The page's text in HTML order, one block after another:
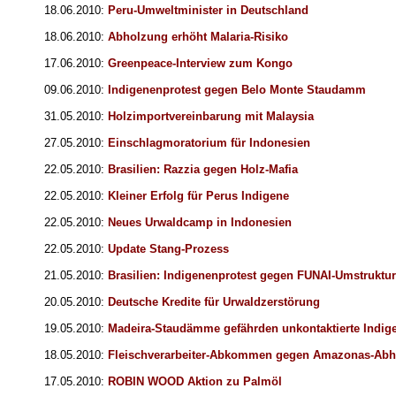
18.06.2010: Peru-Umweltminister in Deutschland
18.06.2010: Abholzung erhöht Malaria-Risiko
17.06.2010: Greenpeace-Interview zum Kongo
09.06.2010: Indigenenprotest gegen Belo Monte Staudamm
31.05.2010: Holzimportvereinbarung mit Malaysia
27.05.2010: Einschlagmoratorium für Indonesien
22.05.2010: Brasilien: Razzia gegen Holz-Mafia
22.05.2010: Kleiner Erfolg für Perus Indigene
22.05.2010: Neues Urwaldcamp in Indonesien
22.05.2010: Update Stang-Prozess
21.05.2010: Brasilien: Indigenenprotest gegen FUNAI-
20.05.2010: Deutsche Kredite für Urwaldzerstörung
19.05.2010: Madeira-Staudämme gefährden unkontaktierte
18.05.2010: Fleischverarbeiter-Abkommen gegen Amazonas-
17.05.2010: ROBIN WOOD Aktion zu Palmöl